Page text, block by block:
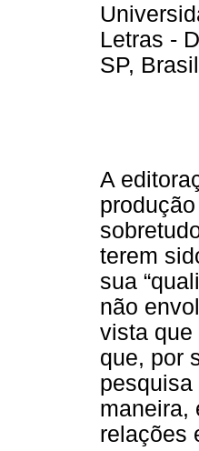
Letras -
SP, Brasil
A
terem
sua
não
vista que
que, por
maneira,
relações